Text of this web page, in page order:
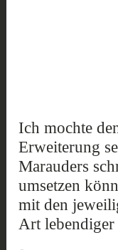
Ich mochte
Erweiterung
Marauders
umsetzen
mit den
Art